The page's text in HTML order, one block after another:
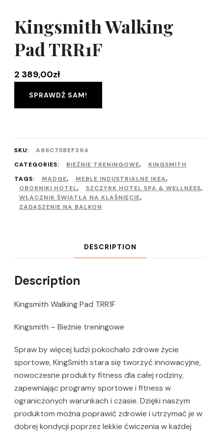
Kingsmith Walking
Pad TRR1F
2 389,00zł
SPRAWDŹ SAM!
SKU:
A86C75BEF394
CATEGORIES:
BIEŻNIE TRENINGOWE,
KINGSMITH
TAGS:
MADGE, MEBLE INDUSTRIALNE IKEA,
OBORNIKI HOTEL, SZCZYRK HOTEL SPA & WELLNESS,
WŁĄCZNIK ŚWIATŁA NA KLAŚNIĘCIE,
ZADASZENIE NA BALKON
DESCRIPTION
Description
Kingsmith Walking Pad TRR1F
Kingsmith – Bieżnie treningowe
Spraw by więcej ludzi pokochało zdrowe życie
sportowe, KingSmith stara się tworzyć innowacyjne,
nowoczesne produkty fitness dla całej rodziny,
zapewniając programy sportowe i fitness w
ograniczonych warunkach i czasie. Dzięki naszym
produktom można poprawić zdrowie i utrzymać je w
dobrej kondycji poprzez lekkie ćwiczenia w każdej